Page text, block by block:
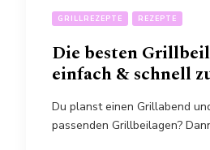
GRILLREZEPTE REZEPTE
Die besten
einfach & schnell
Du planst einen Grillabend
passenden Grillbeilagen?